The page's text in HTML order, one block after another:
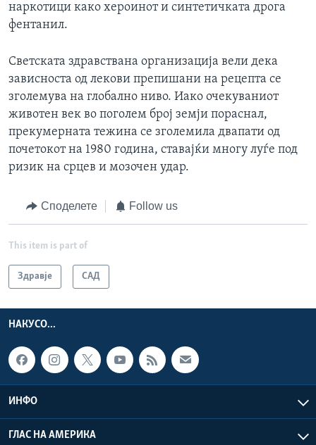
наркотици како хероинот и синтетичката дрога
фентанил.
Светската здравствана организација вели дека
зависноста од лекови препишани на рецепта се
зголемува на глобално ниво. Иако очекуваниот
животен век во поголем број земји пораснал,
прекумерната тежина се зголемила двапати од
почетокот на 1980 година, ставајќи многу луѓе под
ризик на срцев и мозочен удар.
Споделете Follow us
This item is part of
Здравје САД
НАКУСО...
ИНФО
ГЛАС НА АМЕРИКА